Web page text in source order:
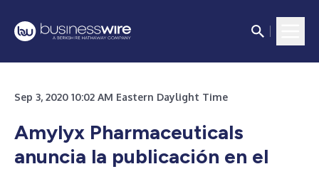
Sep 3, 2020 10:02 AM Eastern Daylight Time
Amylyx Pharmaceuticals
anuncia la publicación en el